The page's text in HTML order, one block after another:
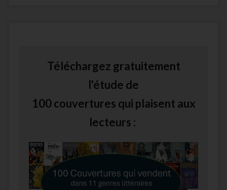
Téléchargez gratuitement
l'étude de
100 couvertures qui plaisent aux
lecteurs :